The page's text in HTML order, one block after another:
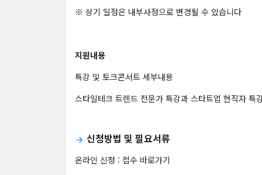
※ 상기 일정은 내부사정으로 변경될 수 있습니다
지원내용
특강 및 토크콘서트 세부내용
스타일테크 트렌드 전문가 특강과 스타트업 현직자 특
arrow_forward 신청방법 및 필요서류
온라인 신청 : 접수 바로가기